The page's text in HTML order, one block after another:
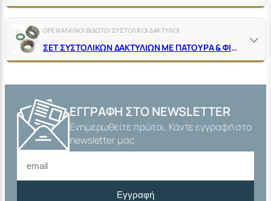
ΟΡΕΙΧΑΛΚΙΝΟΙ ΒΙΔΩΤΟΙ ΣΥΣΤΟΛΙΚΟΙ ΔΑΚΤΥΛΙΟΙ
ΣΕΤ ΣΥΣΤΟΛΙΚΩΝ ΔΑΚΤΥΛΙΩΝ ΜΕ ΠΑΤΟΥΡΑ & ΦΙΜΠΕΡ ΘΗΛ. ΑΡΣ. ΟΡΕΙΧΑΛΚΙΝΑ ΧΡΩΜΕ
ΕΓΓΡΑΦΉ ΣΤΟ NEWSLETTER
Ενημερωθείτε πρώτοι. Κάντε εγγραφή στο
newsletter μας.
Εγγραφή